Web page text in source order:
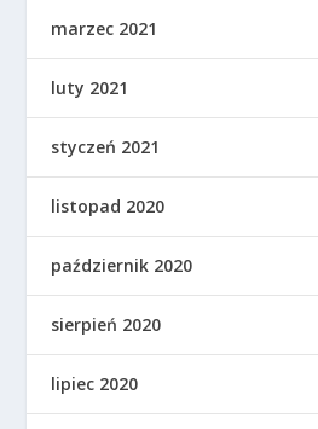
marzec 2021
luty 2021
styczeń 2021
listopad 2020
październik 2020
sierpień 2020
lipiec 2020